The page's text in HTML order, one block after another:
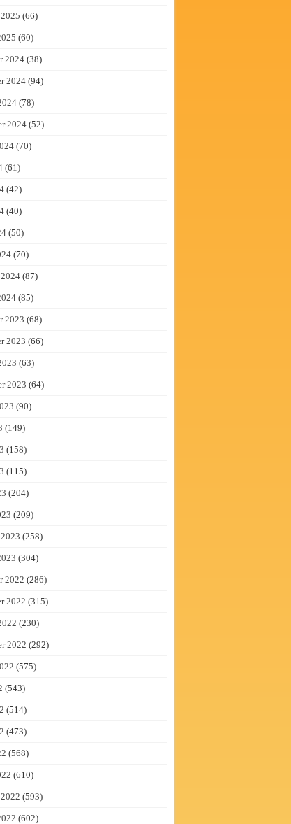
(66)
(60)
2024 (38)
2024 (94)
(78)
2024 (52)
(70)
(61)
(42)
(40)
(50)
(70)
(87)
(85)
2023 (68)
2023 (66)
(63)
2023 (64)
(90)
(149)
(158)
(115)
(204)
(209)
(258)
(304)
2022 (286)
2022 (315)
(230)
2022 (292)
(575)
(543)
(514)
(473)
(568)
(610)
(593)
(602)